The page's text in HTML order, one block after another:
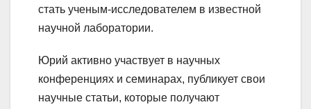
стать ученым-исследователем в известной
научной лаборатории.
Юрий активно участвует в научных
конференциях и семинарах, публикует свои
научные статьи, которые получают